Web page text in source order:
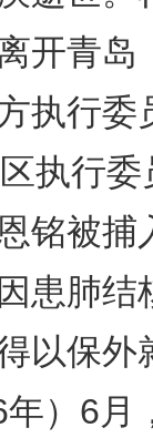
开青岛
执行委
执行委
铭被捕
患肺结
以保外
）6月